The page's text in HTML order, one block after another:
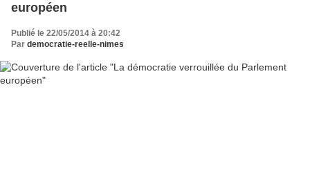
européen
Publié le 22/05/2014 à 20:42
Par democratie-reelle-nimes